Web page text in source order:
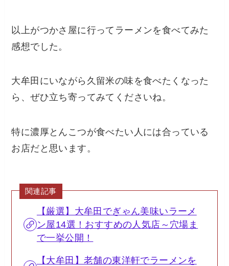
以上がつかさ屋に行ってラーメンを食べてみた
感想でした。
大牟田にいながら久留米の味を食べたくなった
ら、ぜひ立ち寄ってみてくださいね。
特に濃厚とんこつが食べたい人には合っている
お店だと思います。
関連記事
【厳選】大牟田でぎゃん美味いラーメ
ン屋14選！おすすめの人気店～穴場ま
で一挙公開！
【大牟田】老舗の東洋軒でラーメンを